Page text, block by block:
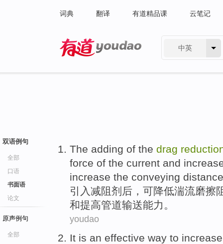
词典 翻译 有道精品课 云笔记
中英
双语例句
全部
口语
书面语
论文
原声例句
全部
The adding of the drag
force of the current and
increase the conveying distance
引入减阻 剂 后， 可降低湍流磨擦
和提高管道输送能力。
youdao
It is an effective way to increase